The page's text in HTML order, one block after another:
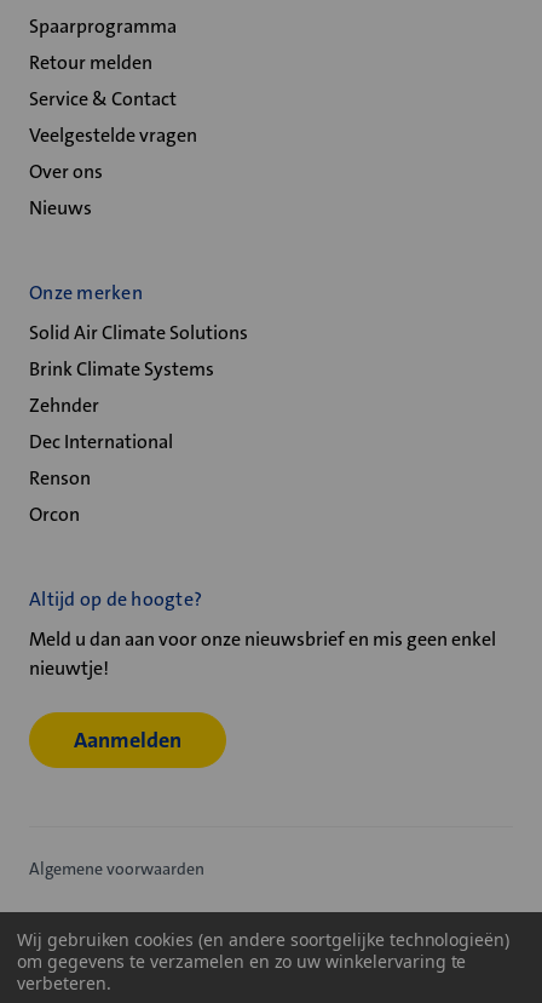
Spaarprogramma
Retour melden
Service & Contact
Veelgestelde vragen
Over ons
Nieuws
Onze merken
Solid Air Climate Solutions
Brink Climate Systems
Zehnder
Dec International
Renson
Orcon
Altijd op de hoogte?
Meld u dan aan voor onze nieuwsbrief en mis geen enkel
nieuwtje!
Aanmelden
Algemene voorwaarden
Cookiebeleid
Wij gebruiken cookies (en andere soortgelijke technologieën)
om gegevens te verzamelen en zo uw winkelervaring te
verbeteren.